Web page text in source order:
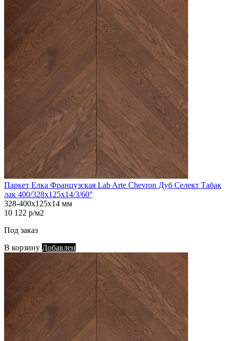
Паркет Елка Французская Lab Arte Chevron Дуб Селект Табак
лак 400/328х125х14/3/60°
328-400х125х14 мм
10 122 р/м2
Под заказ
В корзину Добавлен